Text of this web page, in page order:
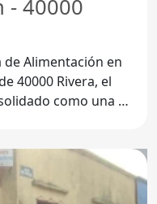
- 40000
de Alimentación en
como una de